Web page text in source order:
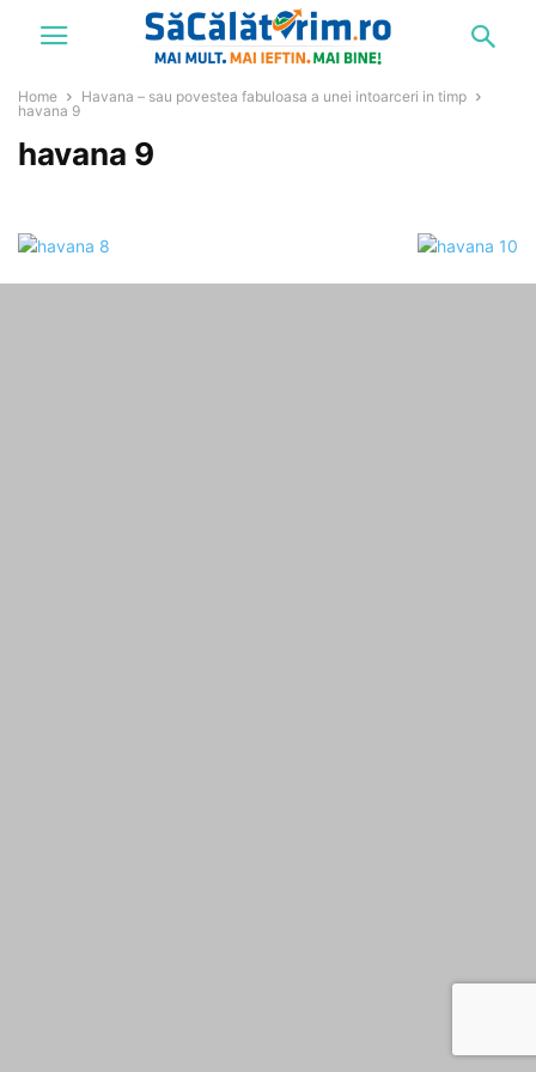
Home
Havana – sau povestea fabuloasa a unei intoarceri in timp
havana 9
havana 9